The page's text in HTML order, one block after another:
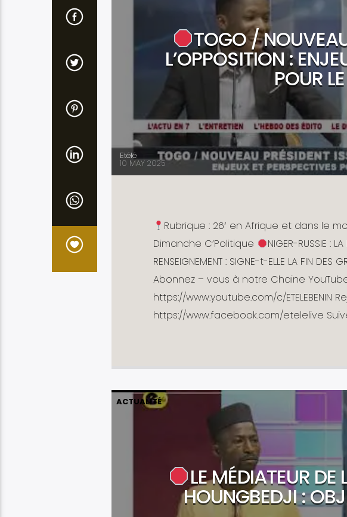
TOGO /
L’OPPOSITION :
POUR
Etélé
10 MAY 2025
Rubrique : 26′ en Afrique et dans le
Dimanche C’Politique
NIGER-RUSSIE :
RENSEIGNEMENT : SIGNE-t-ELLE LA FIN DES
Abonnez – vous à notre Chaine
https://www.youtube.com/c/ETELEBENIN
https://www.facebook.com/etelelive
ACTUALITÉ
LE MÉDIATEUR DE
HOUNGBEDJI :